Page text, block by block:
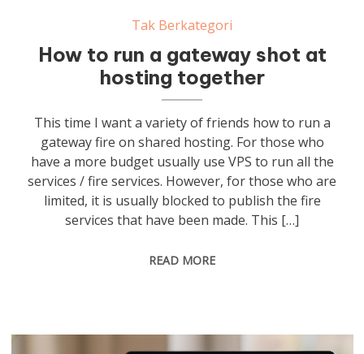
Tak Berkategori
How to run a gateway shot at
hosting together
This time I want a variety of friends how to run a
gateway fire on shared hosting. For those who
have a more budget usually use VPS to run all the
services / fire services. However, for those who are
limited, it is usually blocked to publish the fire
services that have been made. This […]
READ MORE